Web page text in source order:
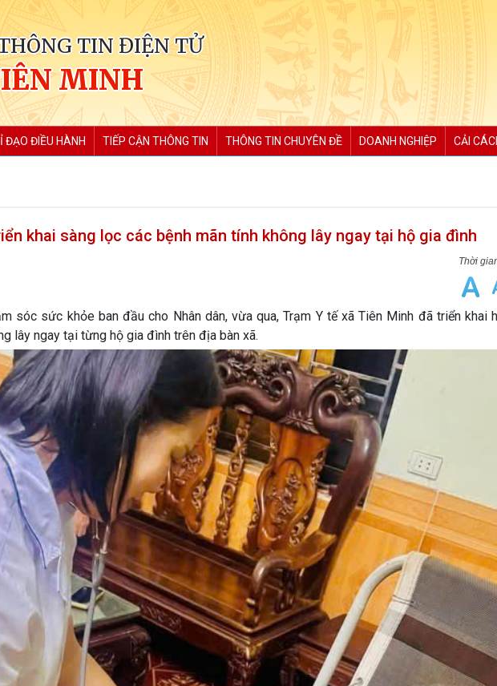
TIN ĐIỆN TỬ
MINH
ĐẠO ĐIỀU HÀNH TIẾP CẬN THÔNG TIN THÔNG TIN CHUYÊN ĐỀ DOANH NGHIỆP CẢI
khai sàng lọc các bệnh mãn tính không lây ngay tại hộ gia đình
sóc sức khỏe ban đầu cho Nhân dân, vừa qua, Trạm Y tế xã Tiên Minh đã triển khai
lây ngay tại từng hộ gia đình trên địa bàn xã.